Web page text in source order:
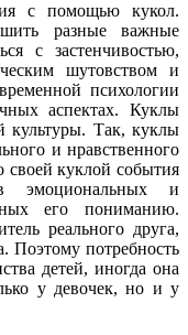
с помощью кукол.
разные важные
с застенчивостью,
шутовством и
психологии
аспектах. Куклы
культуры. Так, куклы
и нравственного
своей куклой события
и
его пониманию.
реального друга,
Поэтому потребность
детей, иногда она
у девочек, но и у